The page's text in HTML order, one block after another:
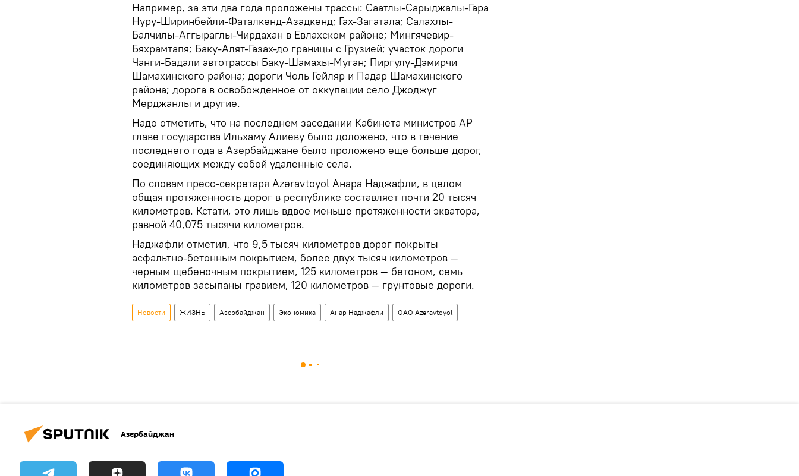
Например, за эти два года проложены трассы: Саатлы-Сарыджалы-Гара
Нуру-Ширинбейли-Фаталкенд-Азадкенд; Гах-Загатала; Салахлы-
Балчилы-Аггыраглы-Чирдахан в Евлахском районе; Мингячевир-
Бяхрамтапя; Баку-Алят-Газах-до границы с Грузией; участок дороги
Чанги-Бадали автотрассы Баку-Шамахы-Муган; Пиргулу-Дэмирчи
Шамахинского района; дороги Чоль Гейляр и Падар Шамахинского
района; дорога в освобожденное от оккупации село Джоджуг
Мерджанлы и другие.
Надо отметить, что на последнем заседании Кабинета министров АР
главе государства Ильхаму Алиеву было доложено, что в течение
последнего года в Азербайджане было проложено еще больше дорог,
соединяющих между собой удаленные села.
По словам пресс-секретаря Azəravtoyol Анара Наджафли, в целом
общая протяженность дорог в республике составляет почти 20 тысяч
километров. Кстати, это лишь вдвое меньше протяженности экватора,
равной 40,075 тысячи километров.
Наджафли отметил, что 9,5 тысяч километров дорог покрыты
асфальтно-бетонным покрытием, более двух тысяч километров —
черным щебеночным покрытием, 125 километров — бетоном, семь
километров засыпаны гравием, 120 километров — грунтовые дороги.
Новости ЖИЗНЬ Азербайджан Экономика Анар Наджафли ОАО Azəravtoyol
Азербайджан